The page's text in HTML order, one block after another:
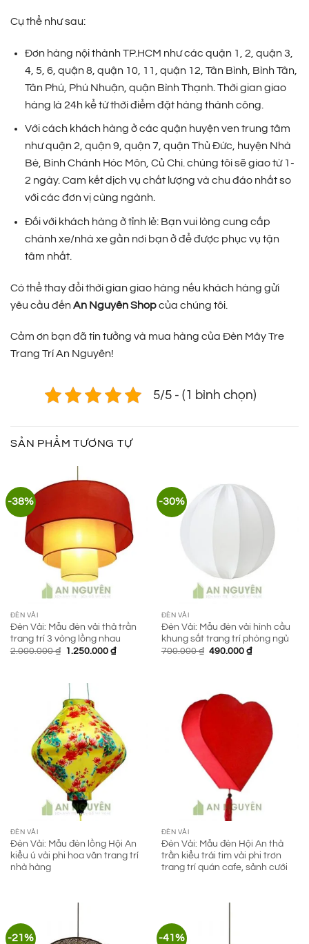
Cụ thể như sau:
Đơn hàng nội thành TP.HCM như các quận 1, 2, quận 3,
4, 5, 6, quận 8, quận 10, 11, quận 12, Tân Bình, Bình Tân,
Tân Phú, Phú Nhuận, quận Bình Thạnh. Thời gian giao
hàng là 24h kể từ thời điểm đặt hàng thành công.
Với cách khách hàng ở các quận huyện ven trung tâm
như quận 2, quận 9, quận 7, quận Thủ Đức, huyện Nhà
Bè, Bình Chánh Hóc Môn, Củ Chi. chúng tôi sẽ giao từ 1-
2 ngày. Cam kết dịch vụ chất lượng và chu đáo nhất so
với các đơn vị cùng ngành.
Đối với khách hàng ở tỉnh lẻ: Bạn vui lòng cung cấp
chành xe/nhà xe gần nơi bạn ở để được phục vụ tận
tâm nhất.
Có thể thay đổi thời gian giao hàng nếu khách hàng gửi
yêu cầu đến An Nguyên Shopcủa chúng tôi.
Cảm ơn bạn đã tin tưởng và mua hàng của Đèn Mây Tre
Trang Trí An Nguyên!
5/5 - (1 bình chọn)
SẢN PHẨM TƯƠNG TỰ
-38%
ĐÈN VẢI
Đèn Vải: Mẫu đèn vải thả trần
trang trí 3 vòng lồng nhau
2.000.000₫ Giá
1.250.000 ₫Giá
-30%
ĐÈN VẢI
Đèn Vải: Mẫu đèn vải hình cầu
khung sắt trang trí phòng ngủ
700.000₫ Giá
490.000 ₫Giá
ĐÈN VẢI
Đèn Vải: Mẫu đèn lồng Hội An
kiểu ú vải phi hoa văn trang trí
nhà hàng
ĐÈN VẢI
Đèn Vải: Mẫu đèn Hội An thả
trần kiểu trái tim vải phi trơn
trang trí quán cafe, sảnh cưới
-21% -41%